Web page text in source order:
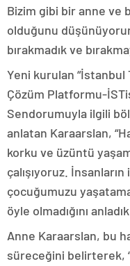
Bizim gibi bir anne ve
olduğunu
bırakmadık ve
Yeni kurulan “İstanbul
Çözüm Platformu-
Sendorumuyla ilgili
anlatan Karaarslan,
korku ve üzüntü
çalışıyoruz.
çocuğumuzu
öyle olmadığını
Anne Karaarslan, bu
süreceğini belirterek,